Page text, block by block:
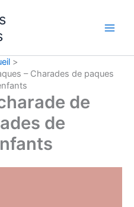
– Charades de paques
de
de